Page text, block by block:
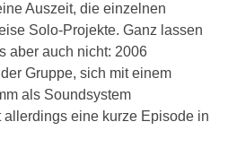
Auszeit, die einzelnen
Solo-Projekte. Ganz lassen
aber auch nicht: 2006
Gruppe, sich mit einem
als Soundsystem
eine kurze Episode in